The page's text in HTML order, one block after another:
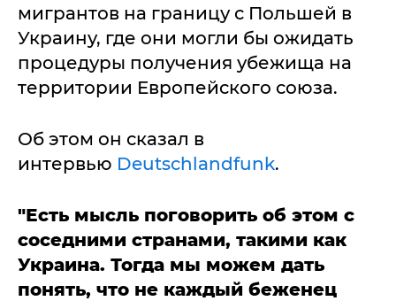
мигрантов на границу с Польшей в
Украину, где они могли бы ожидать
процедуры получения убежища на
территории Европейского союза.
Об этом он сказал в
интервью Deutschlandfunk.
"Есть мысль поговорить об этом с
соседними странами, такими как
Украина. Тогда мы можем дать
понять, что не каждый беженец